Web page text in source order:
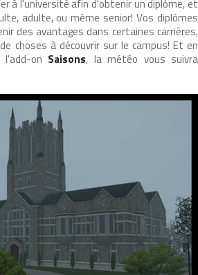
à l'université afin d'obtenir un diplôme, et
adulte, ou même senior! Vos diplômes
des avantages dans certaines carrières,
choses à découvrir sur le campus! Et en
on Saisons, la météo vous suivra